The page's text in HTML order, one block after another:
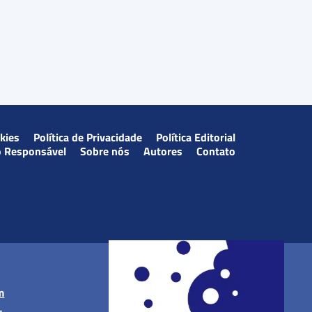
Política de Privacidade
Política Editorial
Responsável
Sobre nós Autores Contato